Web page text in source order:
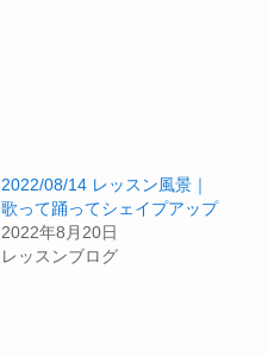
2022/08/14 レッスン風景｜
歌って踊ってシェイプアップ
2022年8月20日
レッスンブログ